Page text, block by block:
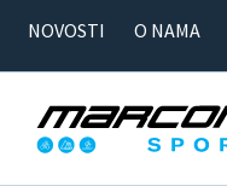
NOVOSTI O NAMA